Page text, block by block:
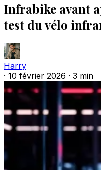
Infrabike avant
test du vélo
Harry
· 10 février 2026 · 3 min